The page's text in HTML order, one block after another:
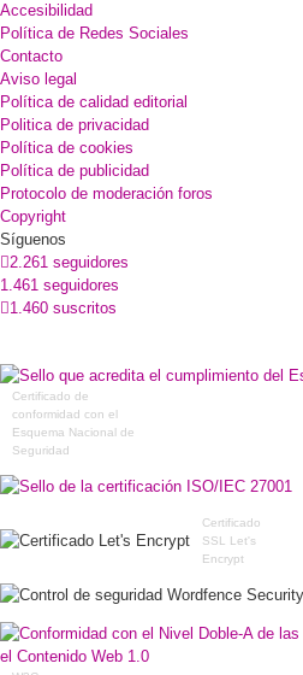
Accesibilidad
Política de Redes Sociales
Contacto
Aviso legal
Política de calidad editorial
Politica de privacidad
Política de cookies
Política de publicidad
Protocolo de moderación foros
Copyright
Síguenos
2.261 seguidores
1.461 seguidores
1.460 suscritos
Certificado de
conformidad con el
Esquema Nacional de
Seguridad
Certificado
SSL Let's
Encrypt